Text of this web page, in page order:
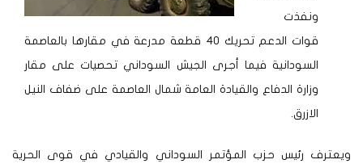
ونفذت
قوات الدعم تحريك 40 قطعة مدرعة في مقارها بالعاصمة
السودانية فيما أجرى الجيش السوداني تحصيات على مقار
وزارة الدفاع والقيادة العامة شمال العاصمة على ضفاف النيل
الازرق.
ويعترف رئيس حزب المؤتمر السوداني والقيادي في قوى الحرية